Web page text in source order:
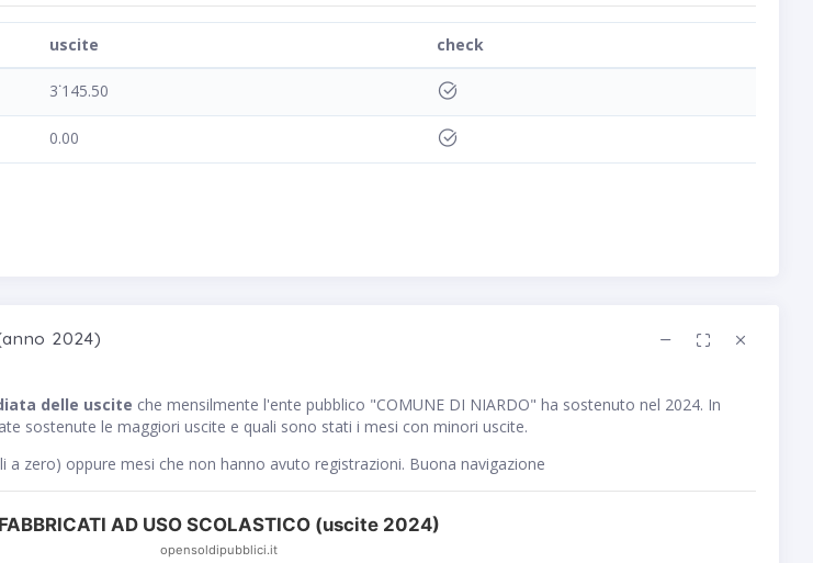
uscite check
3˙145.50
0.00
2024)
delle uscite che mensilmente l'ente pubblico "COMUNE DI NIARDO" ha sostenuto nel 2024. In
sostenute le maggiori uscite e quali sono stati i mesi con minori uscite.
a zero) oppure mesi che non hanno avuto registrazioni. Buona navigazione
FABBRICATI AD USO SCOLASTICO (uscite 2024)
opensoldipubblici.it